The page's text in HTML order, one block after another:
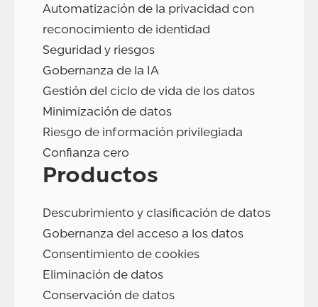
Automatización de la privacidad con
reconocimiento de identidad
Seguridad y riesgos
Gobernanza de la IA
Gestión del ciclo de vida de los datos
Minimización de datos
Riesgo de información privilegiada
Confianza cero
Productos
Descubrimiento y clasificación de datos
Gobernanza del acceso a los datos
Consentimiento de cookies
Eliminación de datos
Conservación de datos